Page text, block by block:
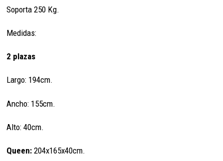
Soporta 250 Kg.
Medidas:
2 plazas
Largo: 194cm.
Ancho: 155cm.
Alto: 40cm.
Queen:204x165x40cm.